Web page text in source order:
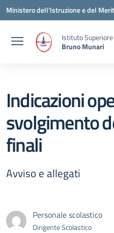
Vai ai contenuti
Vai al menu di navigazione
Vai al footer
Ministero dell'Istruzione e del
Istituto Superiore
Bruno Munari
Indicazioni
svolgimento
finali
Avviso e allegati
Personale scolastico
Dirigente Scolastico